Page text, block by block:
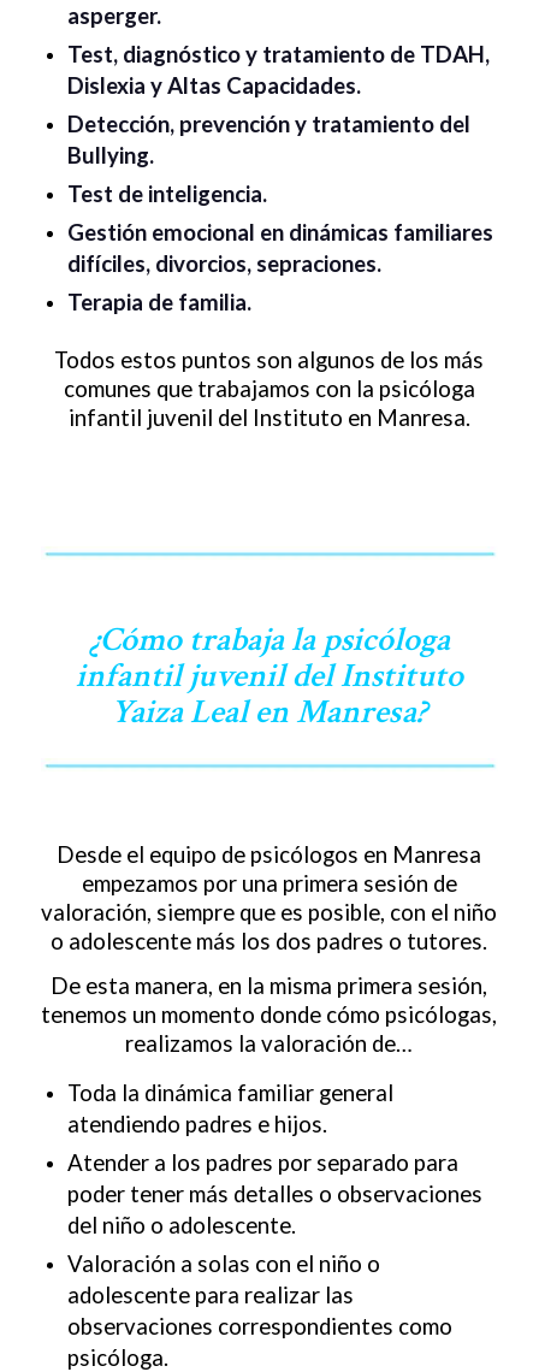
asperger.
Test, diagnóstico y tratamiento de TDAH,
Dislexia y Altas Capacidades.
Detección, prevención y tratamiento del
Bullying.
Test de inteligencia.
Gestión emocional en dinámicas familiares
difíciles, divorcios, sepraciones.
Terapia de familia.
Todos estos puntos son algunos de los más
comunes que trabajamos con la psicóloga
infantil juvenil del Instituto en Manresa.
¿Cómo trabaja la psicóloga
infantil juvenil del Instituto
Yaiza Leal en Manresa?
Desde el equipo de psicólogos en Manresa
empezamos por una primera sesión de
valoración, siempre que es posible, con el niño
o adolescente más los dos padres o tutores.
De esta manera, en la misma primera sesión,
tenemos un momento donde cómo psicólogas,
realizamos la valoración de…
Toda la dinámica familiar general
atendiendo padres e hijos.
Atender a los padres por separado para
poder tener más detalles o observaciones
del niño o adolescente.
Valoración a solas con el niño o
adolescente para realizar las
observaciones correspondientes como
psicóloga.